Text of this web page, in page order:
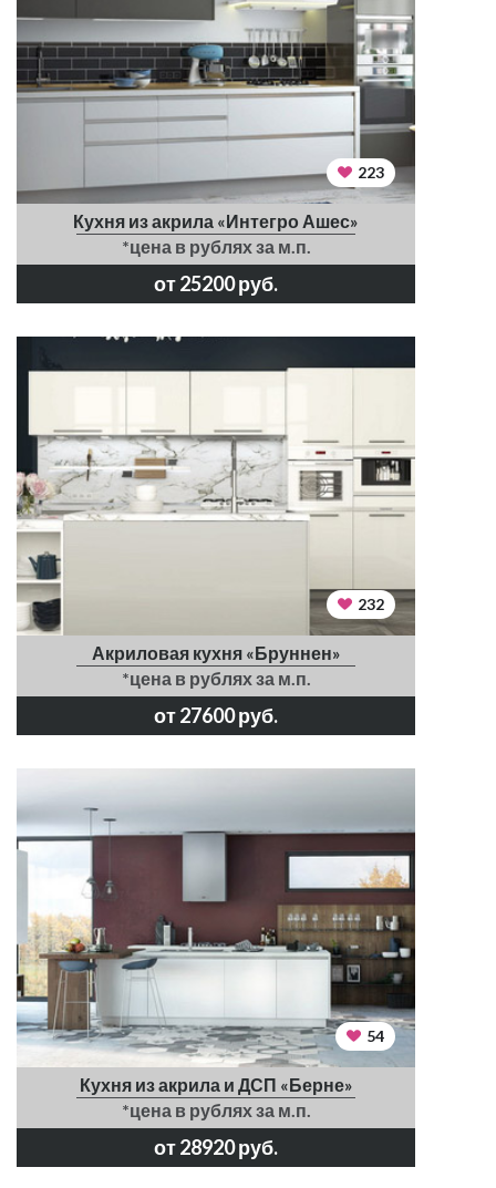
223
Кухня из акрила «Интегро Ашес»
*цена в рублях за м.п.
от 25200 руб.
232
Акриловая кухня «Бруннен»
*цена в рублях за м.п.
от 27600 руб.
54
Кухня из акрила и ДСП «Берне»
*цена в рублях за м.п.
от 28920 руб.